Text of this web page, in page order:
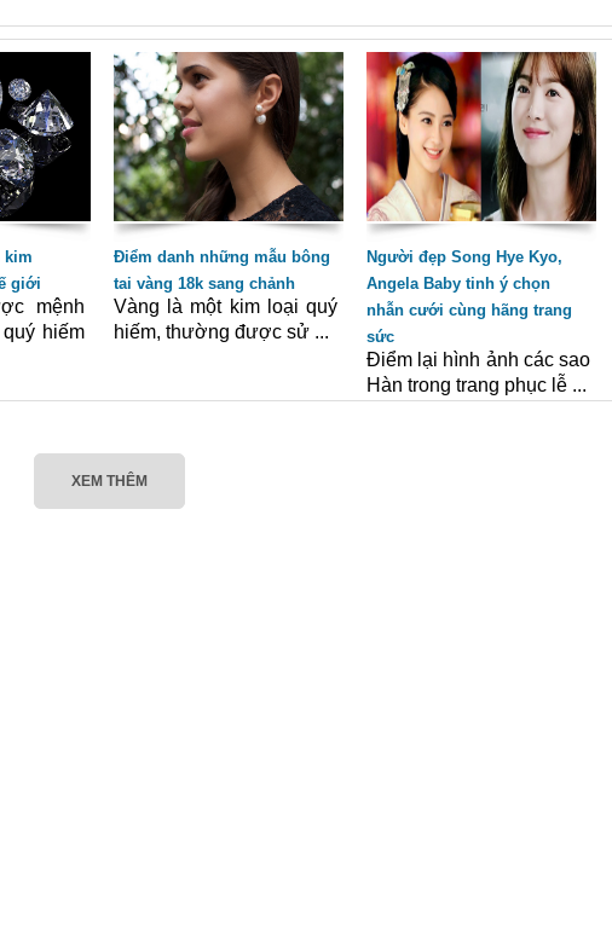
kim
giới
mệnh
hiếm
Điểm danh những mẫu bông
tai vàng 18k sang chảnh
Vàng là một kim loại quý
hiếm, thường được sử ...
Người đẹp Song Hye Kyo,
Angela Baby tinh ý chọn
nhẫn cưới cùng hãng trang
sức
Điểm lại hình ảnh các sao
Hàn trong trang phục lễ ...
XEM THÊM